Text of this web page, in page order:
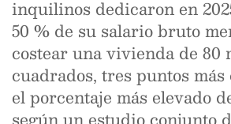
inquilinos dedicaron en
50 % de su salario bruto
costear una vivienda de 80
cuadrados, tres puntos más
el porcentaje más elevado